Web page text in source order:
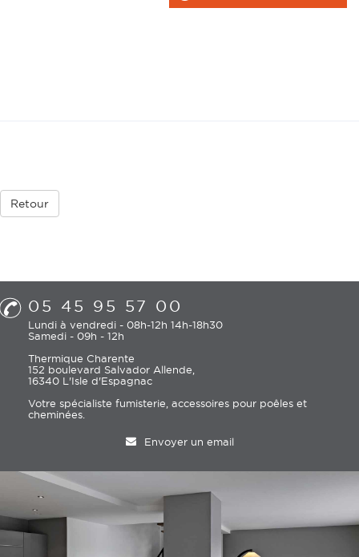
Retour
05 45 95 57 00
Lundi à vendredi - 08h-12h 14h-18h30
Samedi - 09h - 12h
Thermique Charente
152 boulevard Salvador Allende,
16340 L'Isle d'Espagnac
Votre spécialiste fumisterie, accessoires pour poêles et
cheminées.
Envoyer un email